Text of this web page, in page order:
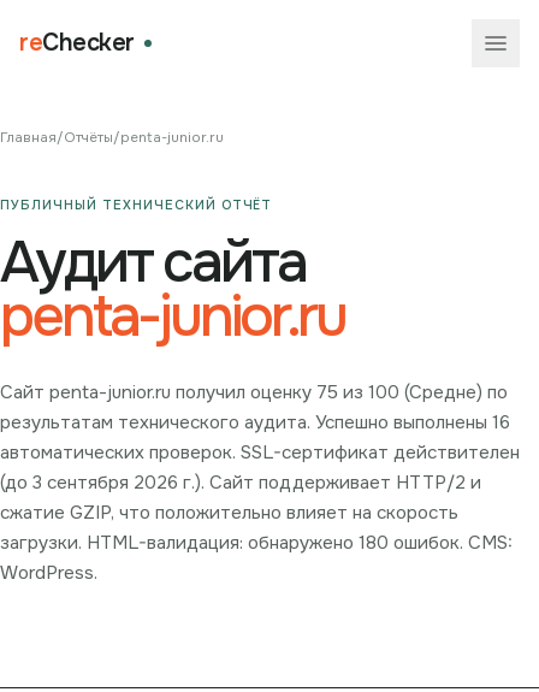
reChecker
Главная/Отчёты/penta-junior.ru
ПУБЛИЧНЫЙ ТЕХНИЧЕСКИЙ ОТЧЁТ
Аудит сайта
penta-junior.ru
Сайт penta-junior.ru получил оценку 75 из 100 (Средне) по
результатам технического аудита. Успешно выполнены 16
автоматических проверок. SSL-сертификат действителен
(до 3 сентября 2026 г.). Сайт поддерживает HTTP/2 и
сжатие GZIP, что положительно влияет на скорость
загрузки. HTML-валидация: обнаружено 180 ошибок. CMS:
WordPress.